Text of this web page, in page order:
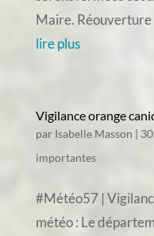
Maire. Réouverture
lire plus
Vigilance orange
par Isabelle Masson |
importantes
#Météo57 |
météo : Le